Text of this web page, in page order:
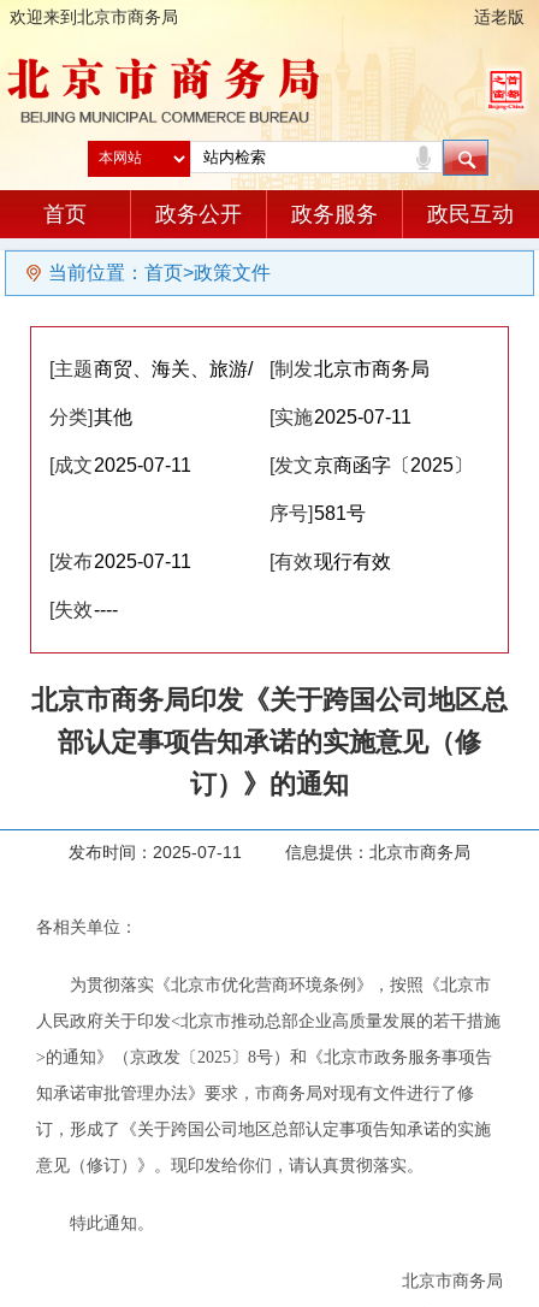
欢迎来到北京市商务局 适老版
首页 政务公开 政务服务 政民互动
当前位置： 首页>政策文件
[主题
分类]
商贸、海关、旅游/
其他
[制发
单位]
北京市商务局
[实施
日期]
2025-07-11
[成文2025-07-11 [发文
序号]
京商函字〔2025〕
581号
[发布
日期]
2025-07-11 [有效现行有效
[失效
日期]
----
北京市商务局印发《关于跨国公司地区总
部认定事项告知承诺的实施意见（修
订）》的通知
发布时间：2025-07-11 信息提供：北京市商务局
各相关单位：
为贯彻落实《北京市优化营商环境条例》，按照《北京市
人民政府关于印发<北京市推动总部企业高质量发展的若干措施
>的通知》（京政发〔2025〕8号）和《北京市政务服务事项告
知承诺审批管理办法》要求，市商务局对现有文件进行了修
订，形成了《关于跨国公司地区总部认定事项告知承诺的实施
意见（修订）》。现印发给你们，请认真贯彻落实。
特此通知。
北京市商务局